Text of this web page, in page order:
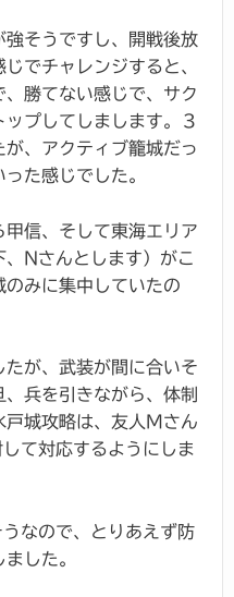
そうですし、開戦後放
でチャレンジすると、
勝てない感じで、サク
プしてしまします。３
、アクティブ籠城だっ
た感じでした。
信、そして東海エリア
Nさんとします）がこ
みに集中していたの
が、武装が間に合いそ
兵を引きながら、体制
戸城攻略は、友人Mさん
て対応するようにしま
なので、とりあえず防
した。